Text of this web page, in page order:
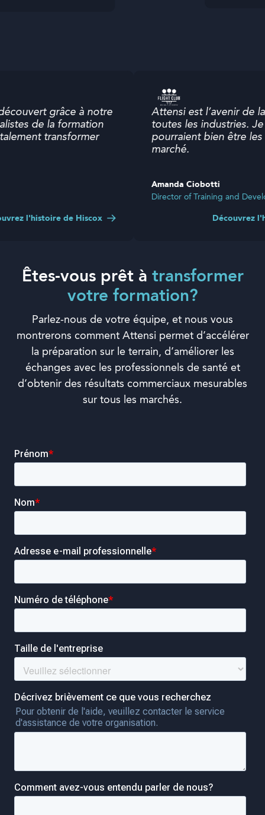
grâce à notre
de la formation
transformer
l'histoire de Hiscox
Attensi est l’avenir
toutes les industries.
pourraient bien être
marché.
Amanda Ciobotti
Director of Training and
Découvrez
Êtes-vous prêt à transformer
votre formation?
Parlez-nous de votre équipe, et nous vous
montrerons comment Attensi permet d’accélérer
la préparation sur le terrain, d’améliorer les
échanges avec les professionnels de santé et
d’obtenir des résultats commerciaux mesurables
sur tous les marchés.